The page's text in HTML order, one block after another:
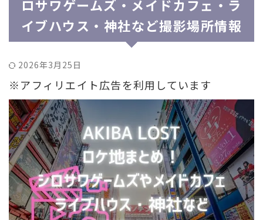
ロサワゲームズ・メイドカフェ・ラ
イブハウス・神社など撮影場所情報
2026年3月25日
※アフィリエイト広告を利用しています